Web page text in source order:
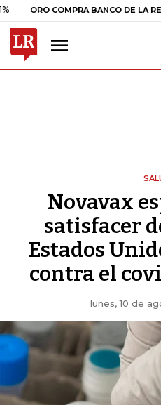
COMPRA BANCO DE LA REPÚBLICA
Novavax
satisfacer
Estados
contra el
lunes, 10 de